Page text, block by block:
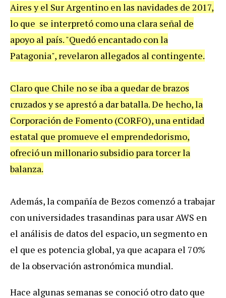
Aires y el SurArgentino enlas navidades de 2017,
lo que se interpretó comouna clara señal de
apoyo al país. "Quedó encantado conla
Patagonia", revelaron allegados al contingente.
Claro que Chile no se iba a quedar de brazos
cruzados y se aprestó a darbatalla.De hecho,la
Corporación de Fomento (CORFO),una entidad
estatal que promueve el emprendedorismo,
ofrecióun millonario subsidio paratorcerla
balanza.
Además,la compañía de Bezos comenzó atrabajar
conuniversidades trasandinas parausarAWS en
el análisis de datos del espacio,un segmento en
el que es potencia global,ya que acapara el 70%
de la observación astronómica mundial.
Hace algunas semanas se conoció otro dato que